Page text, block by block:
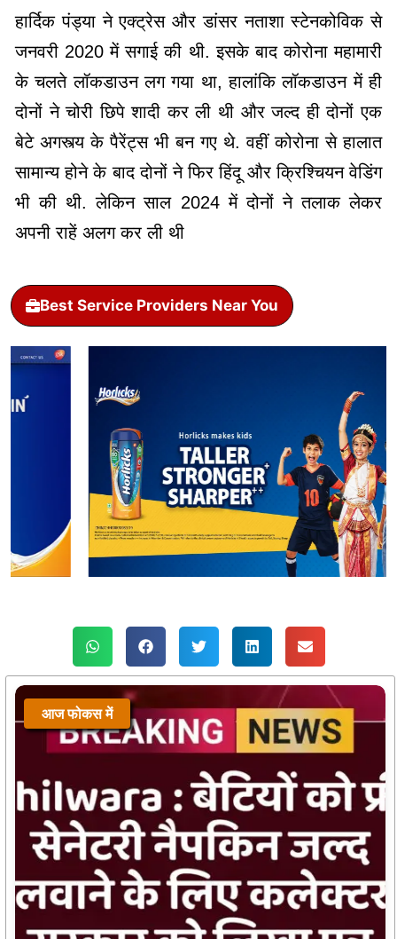
हार्दिक पंड्या ने एक्ट्रेस और डांसर नताशा स्टेनकोविक से
जनवरी 2020 में सगाई की थी. इसके बाद कोरोना महामारी
के चलते लॉकडाउन लग गया था, हालांकि लॉकडाउन में ही
दोनों ने चोरी छिपे शादी कर ली थी और जल्द ही दोनों एक
बेटे अगस्त्य के पैरेंट्स भी बन गए थे. वहीं कोरोना से हालात
सामान्य होने के बाद दोनों ने फिर हिंदू और क्रिश्चियन वेडिंग
भी की थी. लेकिन साल 2024 में दोनों ने तलाक लेकर
अपनी राहें अलग कर ली थी
Best Service Providers Near You
आज फोकस में